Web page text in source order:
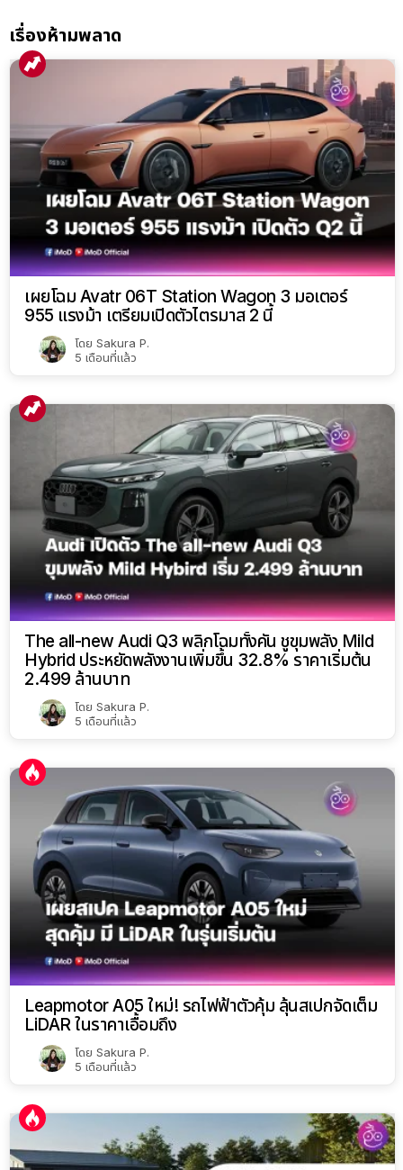
เรื่องห้ามพลาด
เผยโฉม Avatr 06T Station Wagon 3 มอเตอร์
955 แรงม้า เตรียมเปิดตัวไตรมาส 2 นี้
โดย Sakura P.
5 เดือนที่แล้ว
The all-new Audi Q3 พลิกโฉมทั้งคัน ชูขุมพลัง Mild
Hybrid ประหยัดพลังงานเพิ่มขึ้น 32.8% ราคาเริ่มต้น
2.499 ล้านบาท
โดย Sakura P.
5 เดือนที่แล้ว
Leapmotor A05 ใหม่! รถไฟฟ้าตัวคุ้ม ลุ้นสเปกจัดเต็ม
LiDAR ในราคาเอื้อมถึง
โดย Sakura P.
5 เดือนที่แล้ว